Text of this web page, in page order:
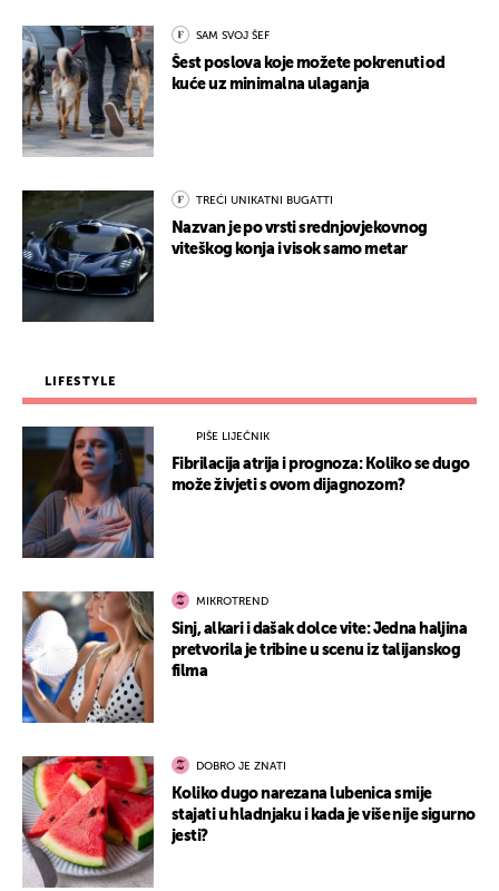
SAM SVOJ ŠEF
Šest poslova koje možete pokrenuti od
kuće uz minimalna ulaganja
TREĆI UNIKATNI BUGATTI
Nazvan je po vrsti srednjovjekovnog
viteškog konja i visok samo metar
LIFESTYLE
PIŠE LIJEČNIK
Fibrilacija atrija i prognoza: Koliko se dugo
može živjeti s ovom dijagnozom?
MIKROTREND
Sinj, alkari i dašak dolce vite: Jedna haljina
pretvorila je tribine u scenu iz talijanskog
filma
DOBRO JE ZNATI
Koliko dugo narezana lubenica smije
stajati u hladnjaku i kada je više nije sigurno
jesti?